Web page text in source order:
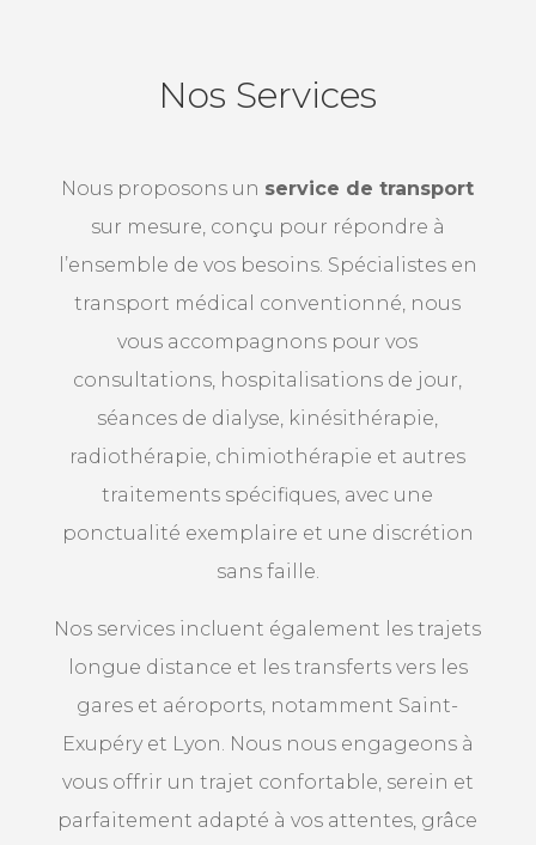
Nos Services
Nous proposons un service de transport
sur mesure, conçu pour répondre à
l’ensemble de vos besoins. Spécialistes en
transport médical conventionné, nous
vous accompagnons pour vos
consultations, hospitalisations de jour,
séances de dialyse, kinésithérapie,
radiothérapie, chimiothérapie et autres
traitements spécifiques, avec une
ponctualité exemplaire et une discrétion
sans faille.
Nos services incluent également les trajets
longue distance et les transferts vers les
gares et aéroports, notamment Saint-
Exupéry et Lyon. Nous nous engageons à
vous offrir un trajet confortable, serein et
parfaitement adapté à vos attentes, grâce